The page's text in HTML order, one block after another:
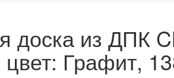
доска из ДПК
цвет: Графит,